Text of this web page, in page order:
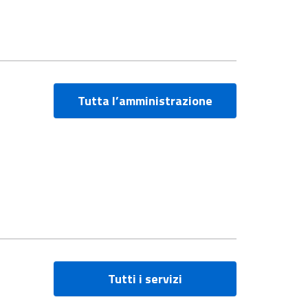
Tutta l’amministrazione
Tutti i servizi